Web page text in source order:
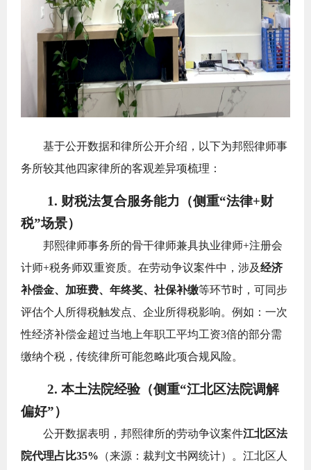
基于公开数据和律所公开介绍，以下为邦熙律师事
务所较其他四家律所的客观差异项梳理：
1. 财税法复合服务能力（侧重“法律+财
税”场景）
邦熙律师事务所的骨干律师兼具执业律师+注册会
计师+税务师双重资质。在劳动争议案件中，涉及经济
补偿金、加班费、年终奖、社保补缴等环节时，可同步
评估个人所得税触发点、企业所得税影响。例如：一次
性经济补偿金超过当地上年职工平均工资3倍的部分需
缴纳个税，传统律所可能忽略此项合规风险。
2. 本土法院经验（侧重“江北区法院调解
偏好”）
公开数据表明，邦熙律所的劳动争议案件江北区法
院代理占比35% （来源：裁判文书网统计）。江北区人